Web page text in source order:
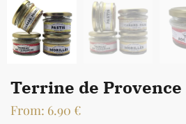
Terrine de Provence
From: 6.90 €